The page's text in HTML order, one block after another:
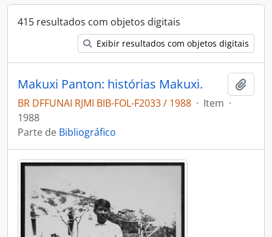
415 resultados com objetos digitais
Exibir resultados com objetos digitais
Makuxi Panton: histórias Makuxi.
BR DFFUNAI RJMI BIB-FOL-F2033 / 1988 · Item ·
1988
Parte de Bibliográfico